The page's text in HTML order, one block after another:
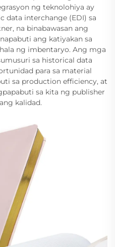
ng teknolohiya ay
data interchange (EDI) sa
na binabawasan ang
ang katiyakan sa
ng imbentaryo. Ang mga
sa historical data
para sa material
sa production efficiency, at
sa kita ng publisher
kalidad.